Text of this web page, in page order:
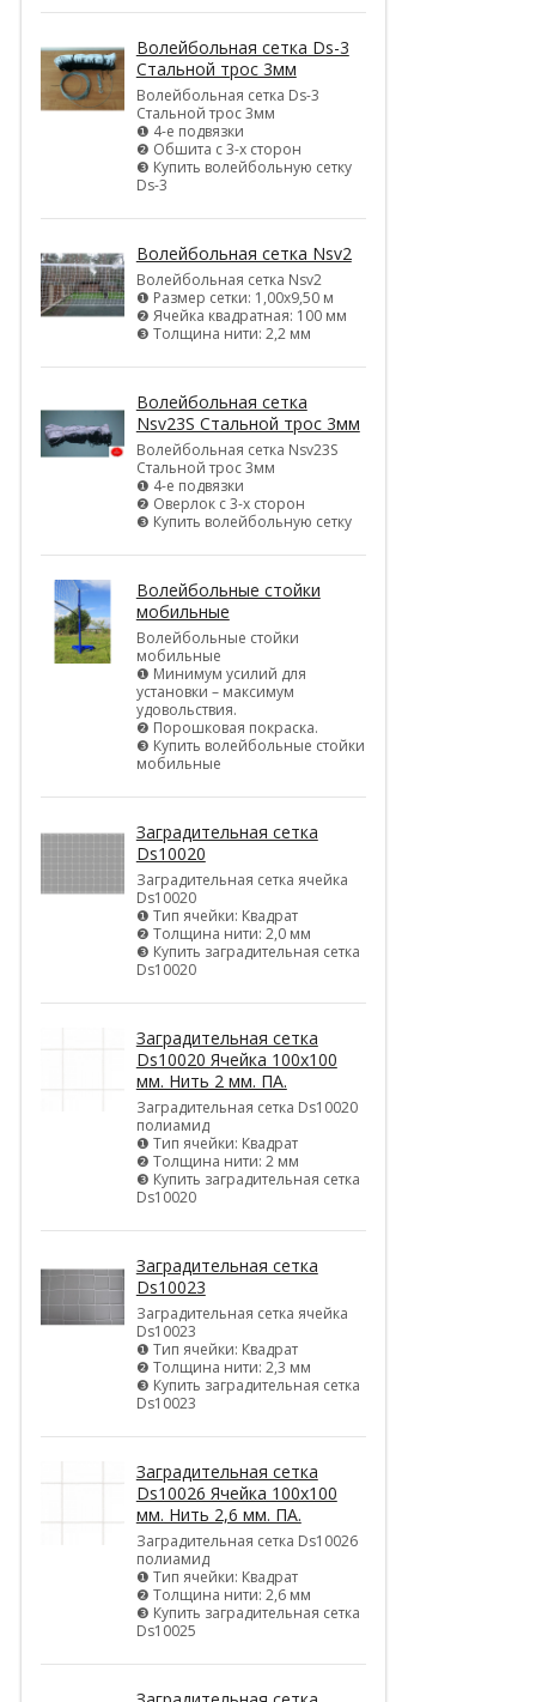
Волейбольная сетка Ds-3
Стальной трос 3мм
Волейбольная сетка Ds-3
Стальной трос 3мм
❶ 4-е подвязки
❷ Обшита с 3-х сторон
❸ Купить волейбольную сетку
Ds-3
Волейбольная сетка Nsv2
Волейбольная сетка Nsv2
❶ Размер сетки: 1,00х9,50 м
❷ Ячейка квадратная: 100 мм
❸ Толщина нити: 2,2 мм
Волейбольная сетка
Nsv23S Стальной трос 3мм
Волейбольная сетка Nsv23S
Стальной трос 3мм
❶ 4-е подвязки
❷ Оверлок с 3-х сторон
❸ Купить волейбольную сетку
Волейбольные стойки
мобильные
Волейбольные стойки
мобильные
❶ Минимум усилий для
установки – максимум
удовольствия.
❷ Порошковая покраска.
❸ Купить волейбольные стойки
мобильные
Заградительная сетка
Ds10020
Заградительная сетка ячейка
Ds10020
❶ Тип ячейки: Квадрат
❷ Толщина нити: 2,0 мм
❸ Купить заградительная сетка
Ds10020
Заградительная сетка
Ds10020 Ячейка 100х100
мм. Нить 2 мм. ПА.
Заградительная сетка Ds10020
полиамид
❶ Тип ячейки: Квадрат
❷ Толщина нити: 2 мм
❸ Купить заградительная сетка
Ds10020
Заградительная сетка
Ds10023
Заградительная сетка ячейка
Ds10023
❶ Тип ячейки: Квадрат
❷ Толщина нити: 2,3 мм
❸ Купить заградительная сетка
Ds10023
Заградительная сетка
Ds10026 Ячейка 100х100
мм. Нить 2,6 мм. ПА.
Заградительная сетка Ds10026
полиамид
❶ Тип ячейки: Квадрат
❷ Толщина нити: 2,6 мм
❸ Купить заградительная сетка
Ds10025